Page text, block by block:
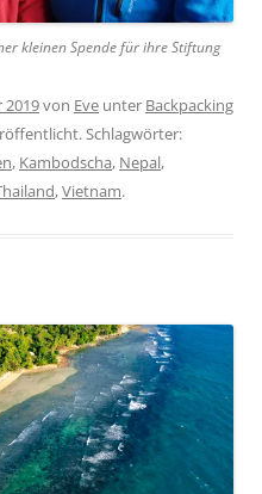
kleinen Spende für ihre Stiftung
2019von Eve unter Backpacking
Schlagwörter:
, Kambodscha, Nepal,
,Vietnam.